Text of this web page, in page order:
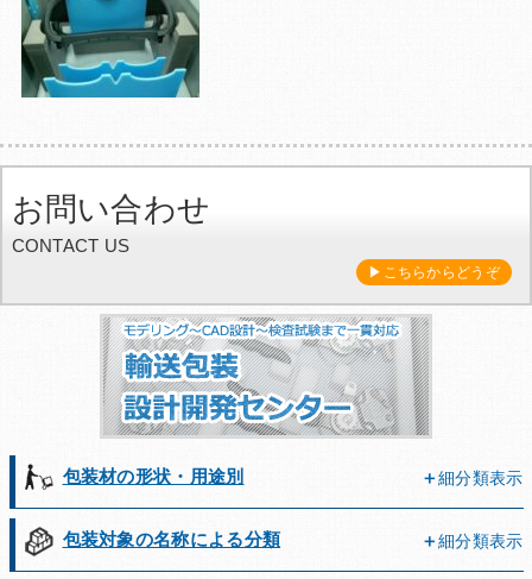
お問い合わせ
CONTACT US
▶こちらからどうぞ
包装材の形状・用途別 細分類表示
包装対象の名称による分類 細分類表示